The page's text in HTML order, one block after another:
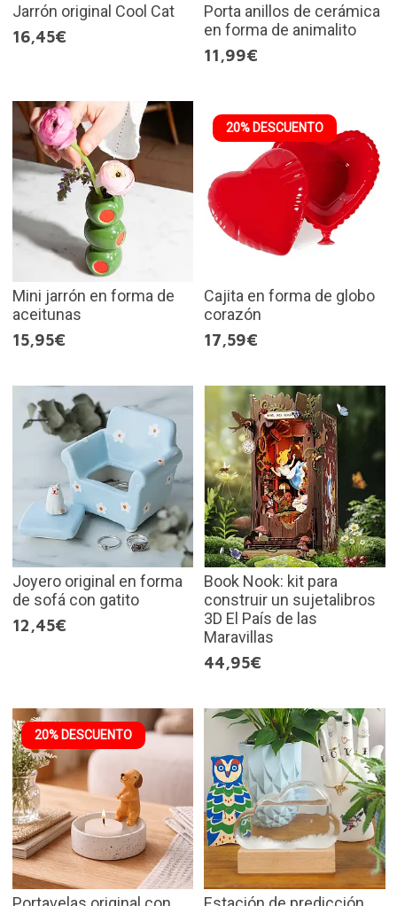
Jarrón original Cool Cat
16,45€
Porta anillos de cerámica
en forma de animalito
11,99€
Mini jarrón en forma de
aceitunas
15,95€
20% DESCUENTO
Cajita en forma de globo
corazón
17,59€
Joyero original en forma
de sofá con gatito
12,45€
Book Nook: kit para
construir un sujetalibros
3D El País de las
Maravillas
44,95€
20% DESCUENTO